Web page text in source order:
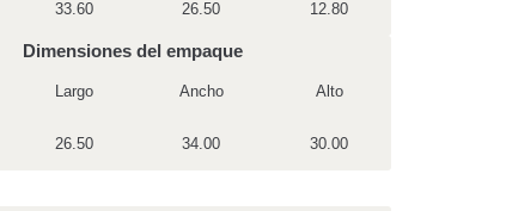
33.60 26.50 12.80
Dimensiones del empaque
Largo Ancho Alto
26.50 34.00 30.00